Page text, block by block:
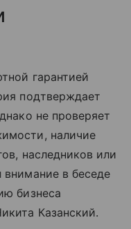
гарантией
подтверждает
не проверяет
наличие
наследников или
внимание в беседе
бизнеса
Казанский.